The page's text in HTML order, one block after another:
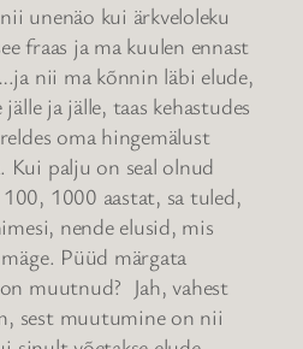
unenäo kui ärkveloleku
fraas ja ma kuulen ennast
nii ma kõnnin läbi elude,
ja jälle, taas kehastudes
oma hingemälust
Kui palju on seal olnud
1000 aastat, sa tuled,
nende elusid, mis
Püüd märgata
muutnud? Jah, vahest
sest muutumine on nii